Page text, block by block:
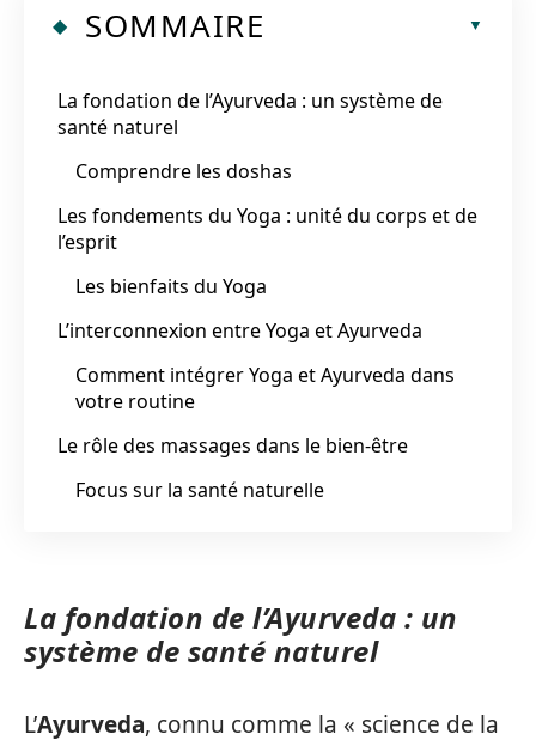
SOMMAIRE
La fondation de l’Ayurveda : un système de
santé naturel
Comprendre les doshas
Les fondements du Yoga : unité du corps et de
l’esprit
Les bienfaits du Yoga
L’interconnexion entre Yoga et Ayurveda
Comment intégrer Yoga et Ayurveda dans
votre routine
Le rôle des massages dans le bien-être
Focus sur la santé naturelle
La fondation de l’Ayurveda : un
système de santé naturel
L’Ayurveda, connu comme la « science de la